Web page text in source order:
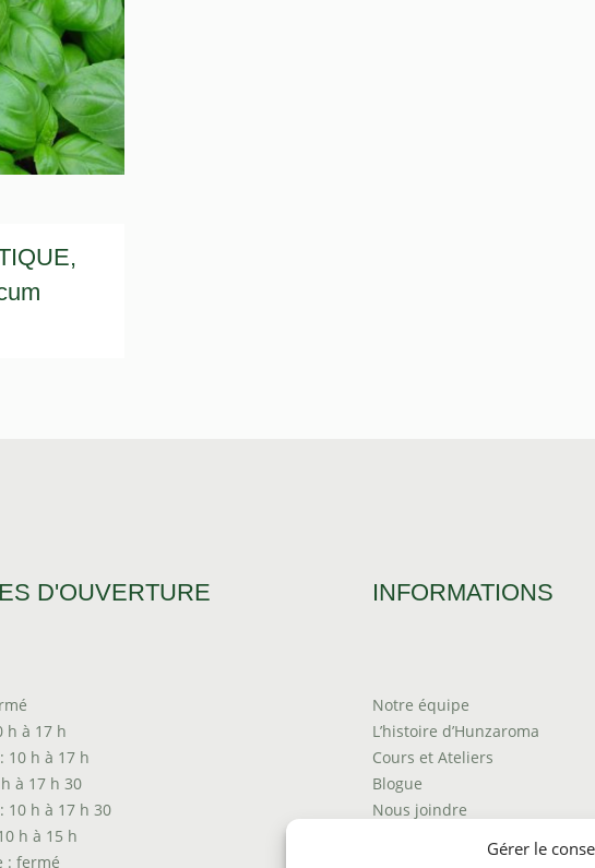
Gérer le
D'OUVERTURE
h à 17 h
10 h à 17 h
à 17 h 30
10 h à 17 h 30
h à 15 h
: fermé
INFORMATIONS
Notre équipe
L’histoire d’Hunzaroma
Cours et Ateliers
Blogue
Nous joindre
Politique de frais d'envoi